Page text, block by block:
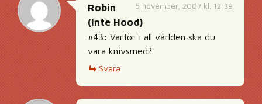
5 november, 2007 kl. 12:39
Robin
(inte Hood)
#43: Varför i all världen ska du
vara knivsmed?
Svara